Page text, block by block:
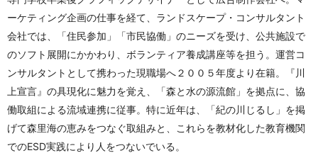
ーケティング企画の仕事を経て、ランドスケープ・コンサルタント
会社では、「住民参加」「市民協働」のニーズを受け、公共施設で
のソフト展開にかかわり、ボランティア養成講座等を担う。運営コ
ンサルタントとして携わった現職場へ２００５年度より在籍。『川
上宣言』の具現化に魅力を覚え、「森と水の源流館」を拠点に、協
働取組による流域連携に従事。特に近年は、「紀の川じるし」を掲
げて森里海の恵みをつなぐ取組みと、これらを教材化した教育機関
でのESD実践により人をつないでいる。